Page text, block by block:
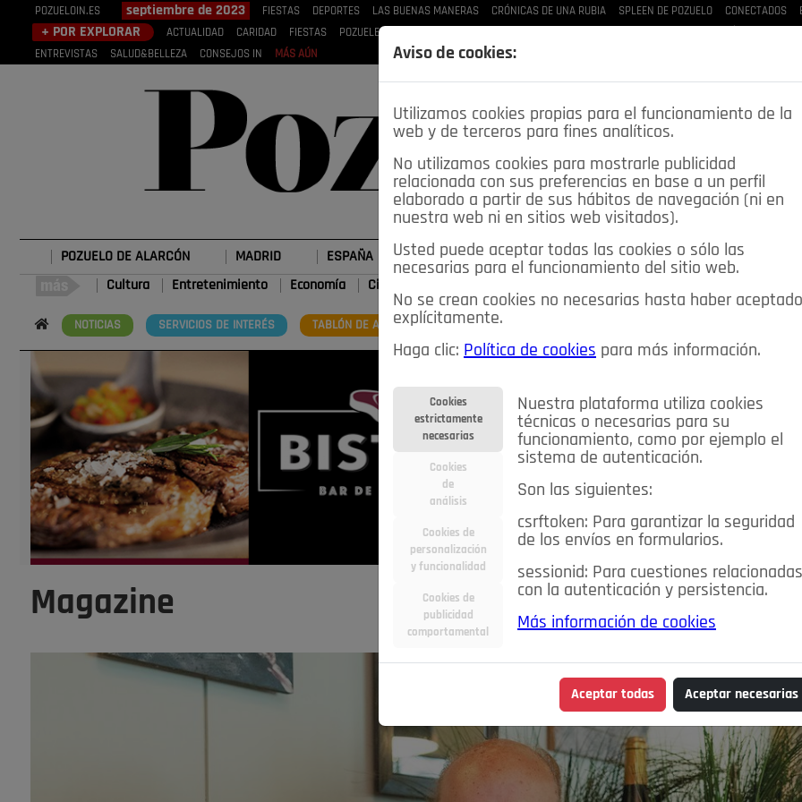
POZUELOIN.ES septiembre de 2023 FIESTAS DEPORTES LAS BUENAS MANERAS CRÓNICAS DE UNA RUBIA SPLEEN DE POZUELO CONECTADOS
+ POR EXPLORAR ACTUALIDAD CARIDAD FIESTAS POZUELEROS
ENTREVISTAS
SALUD&BELLEZA CONSEJOS IN MÁS AÚN
POZUELO DE ALARCÓN MADRID ESPAÑA DEPORTES OPINIÓN IN SALUD 🔴 EN DIRECTO
Cultura Entretenimiento Economía Ciencia&Tecnología
NOTICIAS SERVICIOS DE INTERÉS TABLÓN DE ANUNCIOS MIS ANUNCIOS
Magazine
Aviso de cookies:
Utilizamos cookies propias para el funcionamiento de la
web y de terceros para fines analíticos.
No utilizamos cookies para mostrarle publicidad
relacionada con sus preferencias en base a un perfil
elaborado a partir de sus hábitos de navegación (ni en
nuestra web ni en sitios web visitados).
Usted puede aceptar todas las cookies o sólo las
necesarias para el funcionamiento del sitio web.
No se crean cookies no necesarias hasta haber aceptado
explícitamente.
Haga clic: Política de cookies para más información.
Cookies
estrictamente
necesarias
Cookies
de
análisis
Cookies de
personalización
y funcionalidad
Cookies de
publicidad
comportamental
Nuestra plataforma utiliza cookies
técnicas o necesarias para su
funcionamiento, como por ejemplo el
sistema de autenticación.
Son las siguientes:
csrftoken: Para garantizar la seguridad
de los envíos en formularios.
sessionid: Para cuestiones relacionadas
con la autenticación y persistencia.
Más información de cookies
Aceptar todas Aceptar necesarias